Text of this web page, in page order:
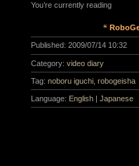
You’re currently reading
“
Published: 2009/07/14 10:32
Category: video diary
Tag: noboru iguchi ,robogeisha
Language: English |Japanese